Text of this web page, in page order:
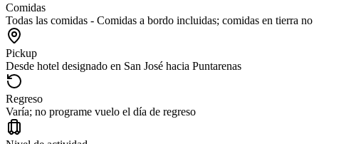
Comidas
Todas las comidas - Comidas a bordo incluidas; comidas en tierra no
Pickup
Desde hotel designado en San José hacia Puntarenas
Regreso
Varía; no programe vuelo el día de regreso